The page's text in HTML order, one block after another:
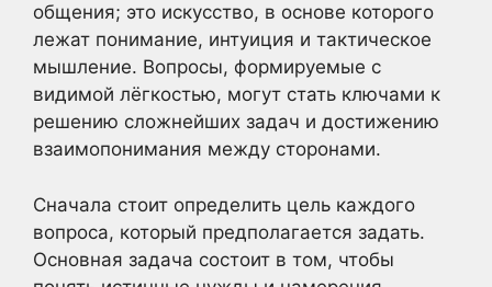
общения; это искусство, в основе которого
лежат понимание, интуиция и тактическое
мышление. Вопросы, формируемые с
видимой лёгкостью, могут стать ключами к
решению сложнейших задач и достижению
взаимопонимания между сторонами.
Сначала стоит определить цель каждого
вопроса, который предполагается задать.
Основная задача состоит в том, чтобы